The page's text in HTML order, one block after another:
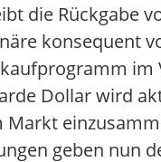
die Rückgabe
konsequent
im
Dollar wird
Markt
geben nun